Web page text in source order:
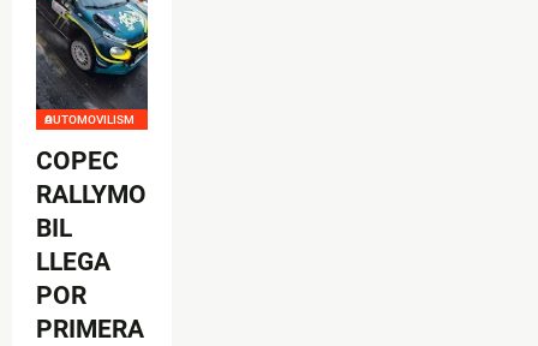
AUTOMOVILISMO
COPEC
RALLYMO
BIL
LLEGA
POR
PRIMERA